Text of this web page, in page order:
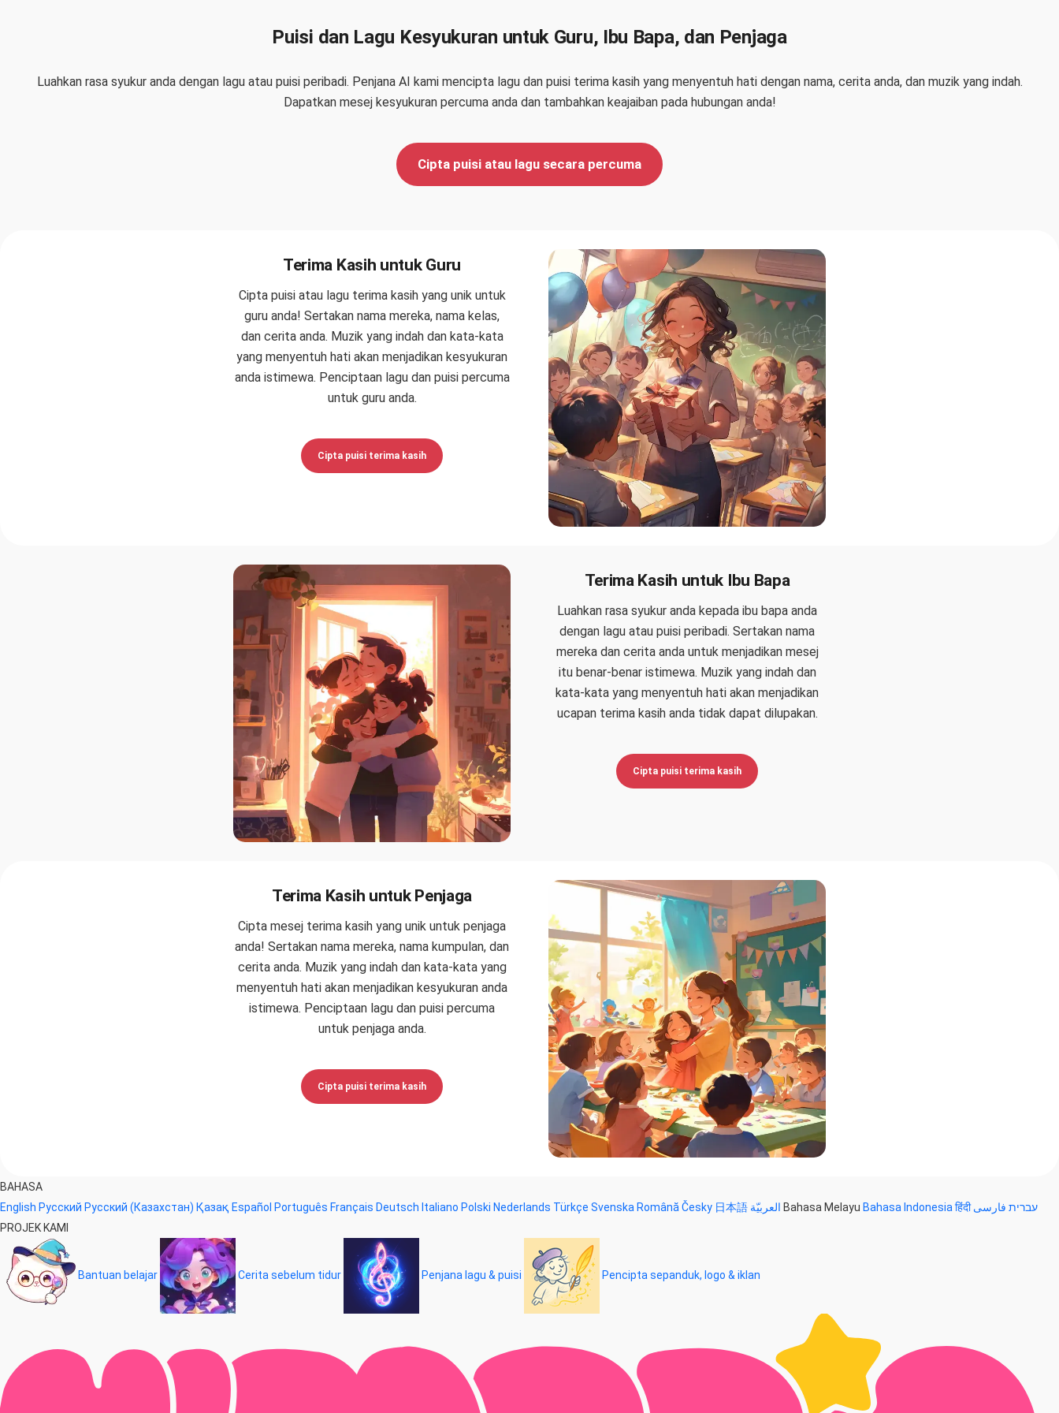
Puisi dan Lagu Kesyukuran untuk Guru, Ibu Bapa, dan Penjaga
Luahkan rasa syukur anda dengan lagu atau puisi peribadi. Penjana AI kami mencipta lagu dan puisi terima kasih yang menyentuh hati dengan nama, cerita anda, dan muzik yang indah.
Dapatkan mesej kesyukuran percuma anda dan tambahkan keajaiban pada hubungan anda!
Cipta puisi atau lagu secara percuma
Terima Kasih untuk Guru
Cipta puisi atau lagu terima kasih yang unik untuk
guru anda! Sertakan nama mereka, nama kelas,
dan cerita anda. Muzik yang indah dan kata-kata
yang menyentuh hati akan menjadikan kesyukuran
anda istimewa. Penciptaan lagu dan puisi percuma
untuk guru anda.
Cipta puisi terima kasih
Terima Kasih untuk Ibu Bapa
Luahkan rasa syukur anda kepada ibu bapa anda
dengan lagu atau puisi peribadi. Sertakan nama
mereka dan cerita anda untuk menjadikan mesej
itu benar-benar istimewa. Muzik yang indah dan
kata-kata yang menyentuh hati akan menjadikan
ucapan terima kasih anda tidak dapat dilupakan.
Cipta puisi terima kasih
Terima Kasih untuk Penjaga
Cipta mesej terima kasih yang unik untuk penjaga
anda! Sertakan nama mereka, nama kumpulan, dan
cerita anda. Muzik yang indah dan kata-kata yang
menyentuh hati akan menjadikan kesyukuran anda
istimewa. Penciptaan lagu dan puisi percuma
untuk penjaga anda.
Cipta puisi terima kasih
BAHASA
English Русский Русский (Казахстан) Қазақ Español Português Français Deutsch Italiano Polski Nederlands Türkçe Svenska Română Česky 日本語 Bahasa Melayu Bahasa Indonesia हिंदी עברית فارسی
PROJEK KAMI
Bantuan belajar Cerita sebelum tidur Penjana lagu & puisi Pencipta sepanduk, logo & iklan